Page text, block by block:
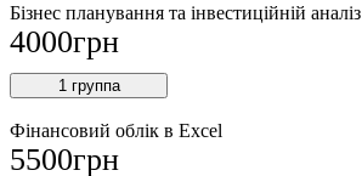
Бізнес планування та інвестиційній аналіз
4000грн
1 группа
Фінансовий облiк в Excel
5500грн